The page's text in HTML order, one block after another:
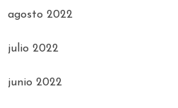
agosto 2022
julio 2022
junio 2022